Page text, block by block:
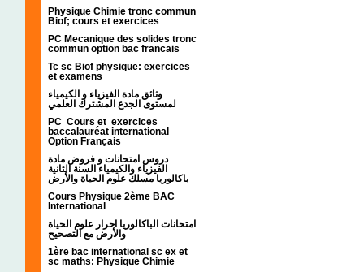
Physique Chimie tronc commun
Biof; cours et exercices
PC Mecanique des solides tronc
commun option bac francais
Tc sc Biof physique: exercices
et examens
وثائق مادة الفيزياء و الكيمياء
PC Cours et exercices
baccalauréat international
Option Français
دروس امتحانات و فروض مادة
الفيزياء والكيمياء السنة الثانية
باكالوريا مسلك علوم الحياة والأرض
Cours Physique 2ème BAC
International
امتحانات الباكالوريا احرار علوم الحياة
والأرض مع التصحيح
1ère bac international sc ex et
sc maths: Physique Chimie